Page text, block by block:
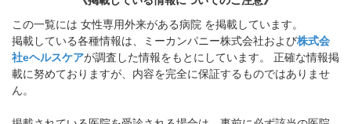
この一覧には 女性専用外来がある病院 を掲載しています。
掲載している各種情報は、ミーカンパニー株式会社および株式会
社eヘルスケアが調査した情報をもとにしています。 正確な情報掲
載に努めておりますが、内容を完全に保証するものではありませ
ん。